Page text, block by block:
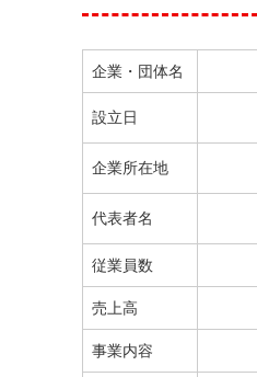
企業・団体名
設立日
企業所在地
代表者名
従業員数
売上高
事業内容